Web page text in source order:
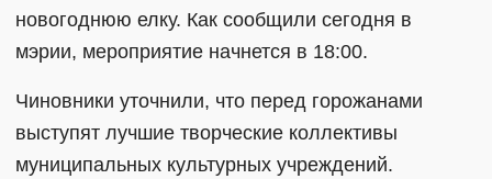
новогоднюю елку. Как сообщили сегодня в
мэрии, мероприятие начнется в 18:00.
Чиновники уточнили, что перед горожанами
выступят лучшие творческие коллективы
муниципальных культурных учреждений.